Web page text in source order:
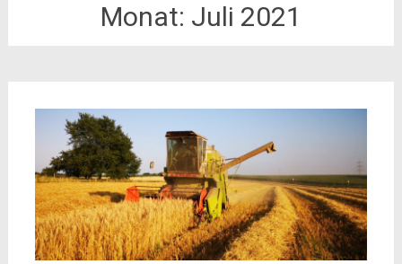
Monat: Juli 2021